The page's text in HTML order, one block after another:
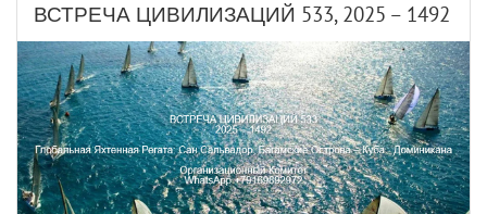
ВСТРЕЧА ЦИВИЛИЗАЦИЙ 533, 2025 – 1492